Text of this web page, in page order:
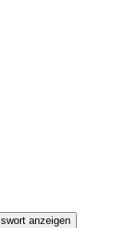
anzeigen